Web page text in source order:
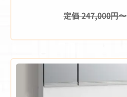
定価 247,000円〜